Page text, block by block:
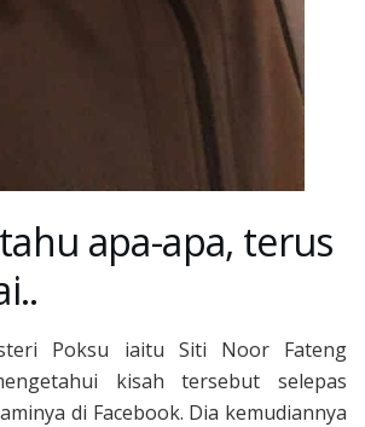
apa-apa, terus
Poksu iaitu Siti Noor Fateng
kisah tersebut selepas
di Facebook. Dia kemudiannya